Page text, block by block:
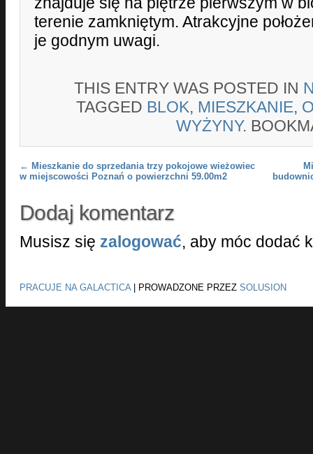
terenie zamkniętym. Atrakcyjne
je godnym uwagi.
THIS ENTRY WAS POSTED IN
TAGGED BLOK, MIESZKANIE,
WYŻYNY.
Post navigation
← Mieszkanie do sprzedania trzy pokojowe wieżowiec
w miejscowości Poznań o powierzchni 59.00m2
Dodaj komentarz
Musisz się zalogować, aby móc dodać
PRACUJE NA GALACTICA| PROWADZONE PRZEZ SOLUSION